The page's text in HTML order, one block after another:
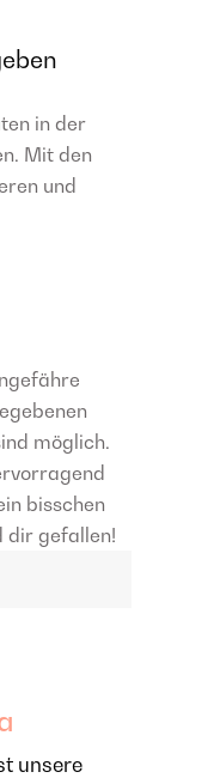
in der
Mit den
und
möglich.
bisschen
dir gefallen!
unsere